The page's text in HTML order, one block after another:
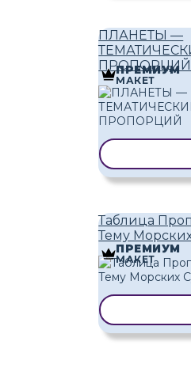
ПЛАНЕТЫ —
ПРОПОРЦИЙ
ПРЕМИУМ
МАКЕТ
Таблица
Тему
ПРЕМИУМ
МАКЕТ